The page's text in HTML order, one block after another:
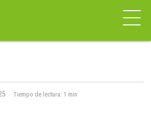
Tiempo de lectura: 1 min